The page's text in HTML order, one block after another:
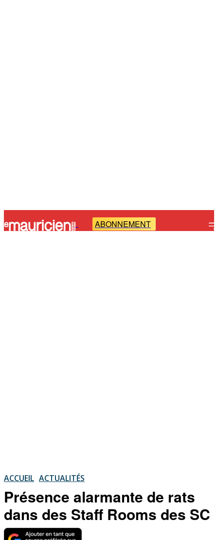
- ABONNEMENT
ACCUEIL ACTUALITÉS
Présence alarmante de rats
dans des Staff Rooms des SC